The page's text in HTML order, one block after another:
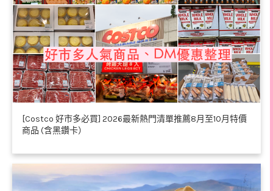
[Costco 好市多必買] 2026最新熱門清單推薦8月至10月特價
商品 (含黑鑽卡）